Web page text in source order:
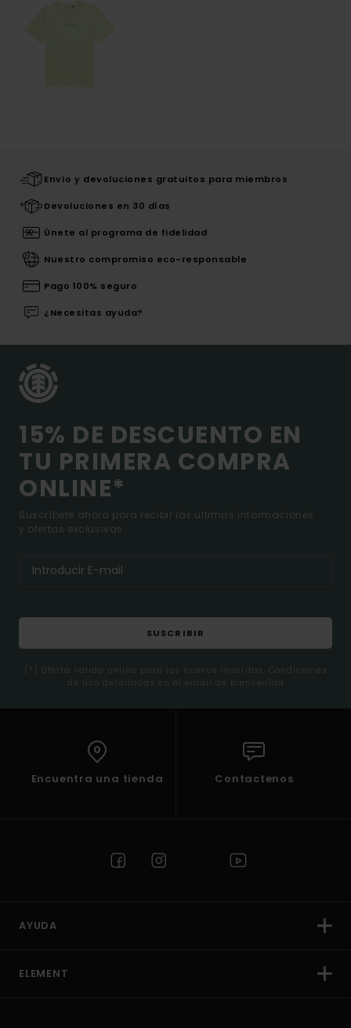
Envío y devoluciones gratuitos para miembros
Devoluciones en 30 días
Únete al programa de fidelidad
Nuestro compromiso eco-responsable
Pago 100% seguro
¿Necesitas ayuda?
15% DE DESCUENTO EN
TU PRIMERA COMPRA
ONLINE*
Suscríbete ahora para recibir las ultimas informaciones
y ofertas exclusivas.
SUSCRIBIR
(*) Oferta valida online para los nuevos inscritos. Condiciones
de uso detalladas en el email de bienvenida
Encuentra una tienda Contactenos
AYUDA
ELEMENT